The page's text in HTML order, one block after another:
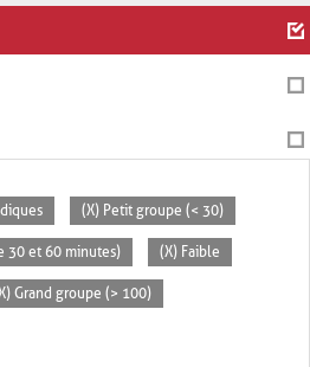
(X) Petit groupe (< 30)
30 et 60 minutes) (X) Faible
Grand groupe (> 100)